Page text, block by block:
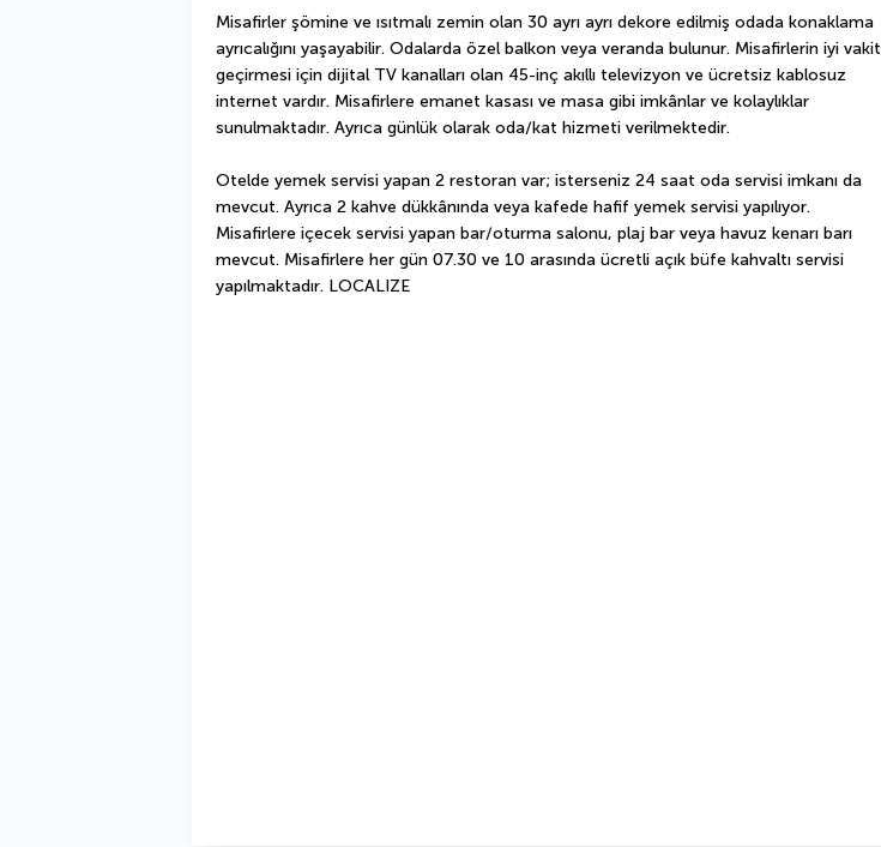
Misafirler şömine ve ısıtmalı zemin olan 30 ayrı ayrı dekore edilmiş odada konaklama
ayrıcalığını yaşayabilir. Odalarda özel balkon veya veranda bulunur. Misafirlerin iyi vakit
geçirmesi için dijital TV kanalları olan 45-inç akıllı televizyon ve ücretsiz kablosuz
internet vardır. Misafirlere emanet kasası ve masa gibi imkânlar ve kolaylıklar
sunulmaktadır. Ayrıca günlük olarak oda/kat hizmeti verilmektedir.
Otelde yemek servisi yapan 2 restoran var; isterseniz 24 saat oda servisi imkanı da
mevcut. Ayrıca 2 kahve dükkânında veya kafede hafif yemek servisi yapılıyor.
Misafirlere içecek servisi yapan bar/oturma salonu, plaj bar veya havuz kenarı barı
mevcut. Misafirlere her gün 07.30 ve 10 arasında ücretli açık büfe kahvaltı servisi
yapılmaktadır. LOCALIZE